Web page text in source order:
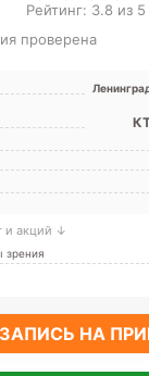
Рейтинг: 3.8 из 5
проверена
и акций ↓
зрения
ЗАПИСЬ НА